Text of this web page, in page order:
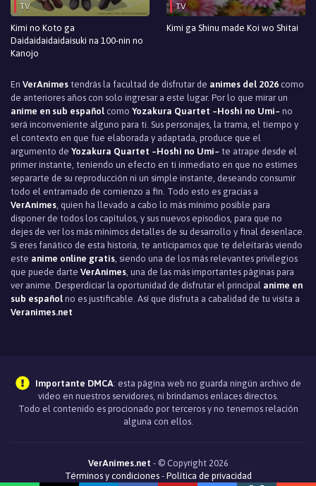
TV
Kimi no Koto ga
Daidaidaidaidaisuki na 100-nin no
Kanojo
TV
Kimi ga Shinu made Koi wo Shitai
En VerAnimes tendrás la facultad de disfrutar de animes del 2026 como
de anteriores años con solo ingresar a este lugar. Por lo que mirar un
anime en sub español como Yozakura Quartet ~Hoshi no Umi~ no
será inconveniente alguno para ti. Sus personajes, la trama, el tiempo y
el contexto en que fue elaborada y adaptada, produce que el
argumento de Yozakura Quartet ~Hoshi no Umi~ te atrape desde el
primer instante, teniendo un efecto en ti inmediato en que no estimes
separarte de su reproducción ni un simple instante, deseando consumir
todo el entramado de comienzo a fin. Todo esto es gracias a
VerAnimes , quien ha llevado a cabo lo más mínimo posible para
disponer de todos los capítulos, y sus nuevos episodios, para que no
dejes de ver los más mínimos detalles de su desarrollo y final desenlace.
Si eres fanático de esta historia, te anticipamos que te deleitarás viendo
este anime online gratis , siendo una de los más relevantes privilegios
que puede darte VerAnimes , una de las más importantes páginas para
ver anime. Desperdiciar la oportunidad de disfrutar el principal anime en
sub español no es justificable. Así que disfruta a cabalidad de tu visita a
Veranimes.net
Importante DMCA: esta página web no guarda ningún archivo de
video en nuestros servidores, ni brindamos enlaces directos.
Todo el contenido es procionado por terceros y no tenemos relación
alguna con ellos.
VerAnimes.net - © Copyright 2026
Términos y condiciones- Política de privacidad